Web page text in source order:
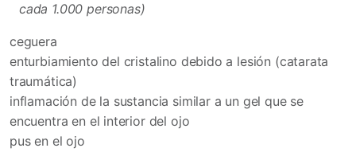
cada 1.000 personas)
ceguera
enturbiamiento del cristalino debido a lesión (catarata
traumática)
inflamación de la sustancia similar a un gel que se
encuentra en el interior del ojo
pus en el ojo